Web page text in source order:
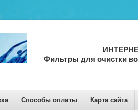
Фильтры для очистки
Способы оплаты Карта сайта